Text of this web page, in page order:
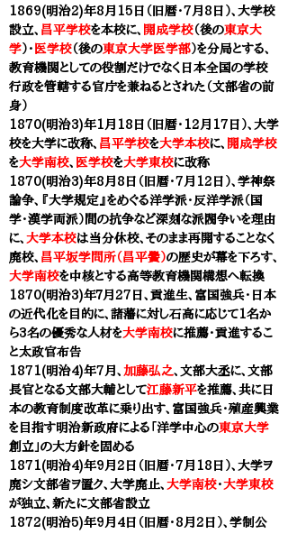
1869(明治2)年8月15日（旧暦・7月8日）、 大学校
設立、 昌平学校を本校に、 開成学校（後の東京大
学）・ 医学校（後の東京大学医学部）を分局とする、
教育機関としての役割だけでなく日本全国の学校
行政を管轄する官庁を兼ねるとされた（文部省の前
身）
1870(明治3)年1月18日（旧暦・12月17日）、 大学
校を大学に改称、 昌平学校を大学本校に、 開成学校
を大学南校、 医学校を大学東校に改称
1870(明治3)年8月8日（旧暦・7月12日）、学神祭
論争、『大学規定』をめぐる洋学派・反洋学派（国
学・漢学両派）間の抗争など深刻な派閥争いを理由
に、 大学本校は当分休校、そのまま再開することなく
廃校、 昌平坂学問所（昌平黌）の歴史が幕を下ろす、
大学南校を中核とする高等教育機関構想へ転換
1870(明治3)年７月27日、貢進生、富国強兵・日本
の近代化を目的に、諸藩に対し石高に応じて1名か
ら3名の優秀な人材を大学南校に推薦・貢進するこ
と太政官布告
1871(明治4)年7月、 加藤弘之、文部大丞に、 文部
長官となる文部大輔として江藤新平を推薦、共に日
本の教育制度改革に乗り出す、富国強兵・殖産興業
を目指す明治新政府による「 洋学中心の東京大学
創立」の大方針を固める
1871(明治4)年9月2日（旧暦・7月18日）、 大学ヲ
廃シ文部省ヲ置ク、 大学廃止、 大学南校・大学東校
が独立、新たに文部省設立
1872(明治5)年9月4日（旧暦・8月2日）、学制公